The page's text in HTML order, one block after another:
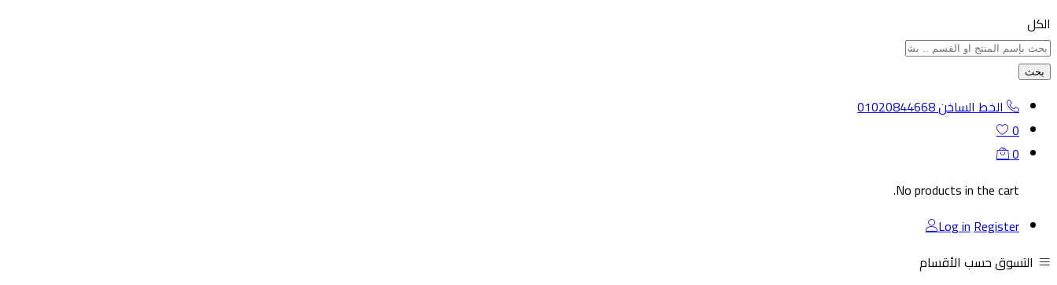
الكل
بحث
الخط الساخن01020844668
0
0
No products in the cart.
Log inRegister
التسوق حسب الأقسام